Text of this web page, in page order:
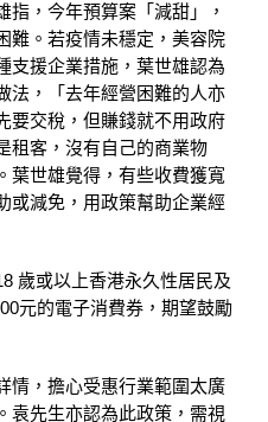
，今年預算案「減甜」，
難。若疫情未穩定，美容院
支援企業措施，葉世雄認為
法，「去年經營困難的人亦
要交稅，但賺錢就不用政府
租客，沒有自己的商業物
葉世雄覺得，有些收費獲寬
或減免，用政策幫助企業經
歲或以上香港永久性居民及
元的電子消費券，期望鼓勵
情，擔心受惠行業範圍太廣
袁先生亦認為此政策，需視